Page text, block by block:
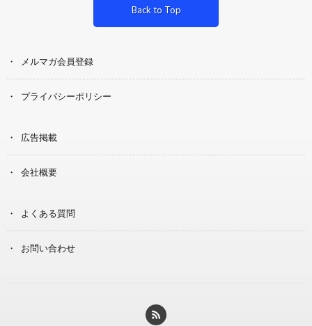
Back to Top
メルマガ会員登録
プライバシーポリシー
広告掲載
会社概要
よくある質問
お問い合わせ